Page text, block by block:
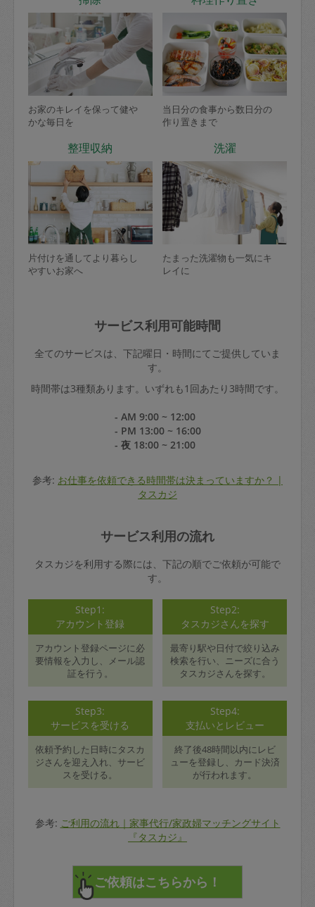
お家のキレイを保って健や
かな毎日を
当日分の食事から数日分の
作り置きまで
整理収納
片付けを通してより暮らし
やすいお家へ
洗濯
たまった洗濯物も一気にキ
レイに
サービス利用可能時間
全てのサービスは、下記曜日・時間にてご提供していま
す。
時間帯は3種類あります。いずれも1回あたり3時間です。
- AM 9:00 ~ 12:00
- PM 13:00 ~ 16:00
- 夜 18:00 ~ 21:00
参考: お仕事を依頼できる時間帯は決まっていますか？ |
タスカジ
サービス利用の流れ
タスカジを利用する際には、下記の順でご依頼が可能で
す。
Step1:
アカウント登録
アカウント登録ページに必
要情報を入力し、メール認
証を行う。
Step2:
タスカジさんを探す
最寄り駅や日付で絞り込み
検索を行い、ニーズに合う
タスカジさんを探す。
Step3:
サービスを受ける
依頼予約した日時にタスカ
ジさんを迎え入れ、サービ
スを受ける。
Step4:
支払いとレビュー
終了後48時間以内にレビ
ューを登録し、カード決済
が行われます。
参考: ご利用の流れ｜家事代行/家政婦マッチングサイト
『タスカジ』